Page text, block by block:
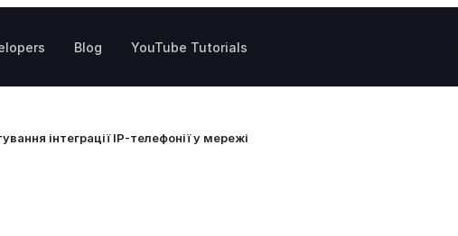
Blog YouTube Tutorials
інтеграції IP-телефонії у мережі